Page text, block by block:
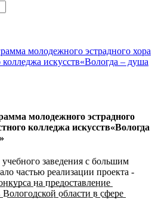
молодежного эстрадного
колледжа искусств«Вологда
заведения с большим
частью реализации проекта -
н̲а̲ п̲р̲е̲д̲о̲с̲т̲а̲в̲л̲е̲н̲и̲е̲
о̲б̲л̲а̲с̲т̲и̲ в̲ с̲ф̲е̲р̲е̲